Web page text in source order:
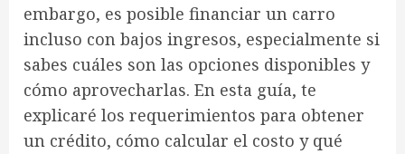
embargo, es posible financiar un carro
incluso con bajos ingresos, especialmente si
sabes cuáles son las opciones disponibles y
cómo aprovecharlas. En esta guía, te
explicaré los requerimientos para obtener
un crédito, cómo calcular el costo y qué